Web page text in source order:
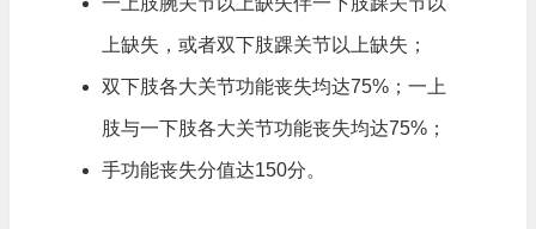
上缺失，或者双下肢踝关节以上缺失；
双下肢各大关节功能丧失均达75%；一上
肢与一下肢各大关节功能丧失均达75%；
手功能丧失分值达150分。